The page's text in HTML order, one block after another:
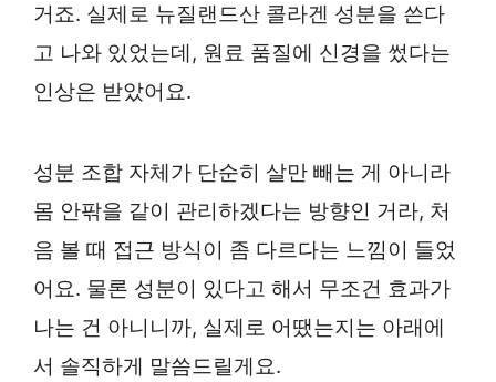
거죠. 실제로 뉴질랜드산 콜라겐 성분을 쓴다
고 나와 있었는데, 원료 품질에 신경을 썼다는
인상은 받았어요.
성분 조합 자체가 단순히 살만 빼는 게 아니라
몸 안팎을 같이 관리하겠다는 방향인 거라, 처
음 볼 때 접근 방식이 좀 다르다는 느낌이 들었
어요. 물론 성분이 있다고 해서 무조건 효과가
나는 건 아니니까, 실제로 어땠는지는 아래에
서 솔직하게 말씀드릴게요.